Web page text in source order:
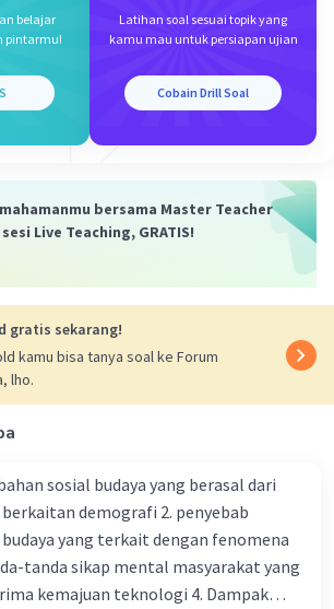
Iklan
belajar
pintarmu!
Latihan soal sesuai topik yang
kamu mau untuk persiapan ujian
Cobain Drill Soal
bersama Master Teacher
Live Teaching, GRATIS!
gratis sekarang!
kamu bisa tanya soal ke Forum
lho.
sosial budaya yang berasal dari
demografi 2. penyebab
yang terkait dengan fenomena
tanda sikap mental masyarakat yang
kemajuan teknologi 4. Dampak